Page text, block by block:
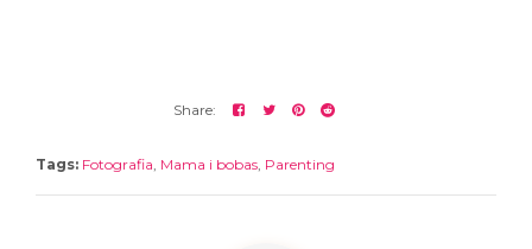
Tags: Fotografia, Mama i bobas, Parenting